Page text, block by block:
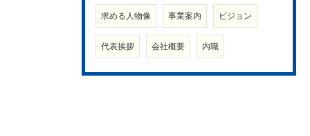
求める人物像 事業案内 ビジョン
代表挨拶 会社概要 内職